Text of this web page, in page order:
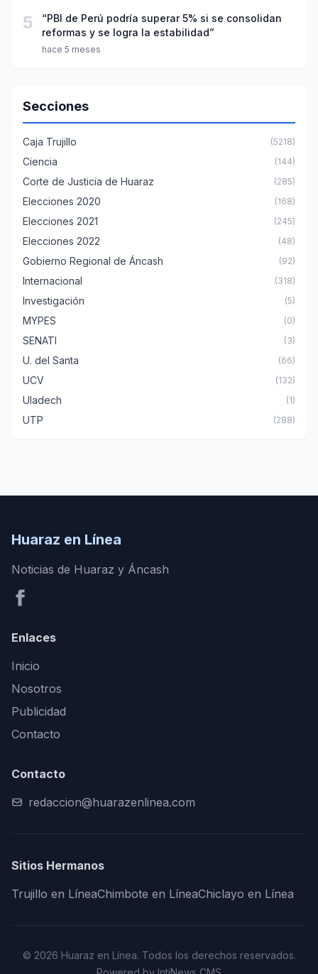
5
“PBI de Perú podría superar 5% si se consolidan
reformas y se logra la estabilidad”
hace 5 meses
Secciones
Caja Trujillo (5218)
Ciencia (144)
Corte de Justicia de Huaraz (285)
Elecciones 2020 (168)
Elecciones 2021 (245)
Elecciones 2022 (48)
Gobierno Regional de Áncash (92)
Internacional (318)
Investigación (5)
MYPES (0)
SENATI (3)
U. del Santa (66)
UCV (132)
Uladech (1)
UTP (288)
Huaraz en Línea
Noticias de Huaraz y Áncash
Enlaces
Inicio
Nosotros
Publicidad
Contacto
Contacto
redaccion@huarazenlinea.com
Sitios Hermanos
Trujillo en LíneaChimbote en LíneaChiclayo en Línea
© 2026 Huaraz en Línea. Todos los derechos reservados.